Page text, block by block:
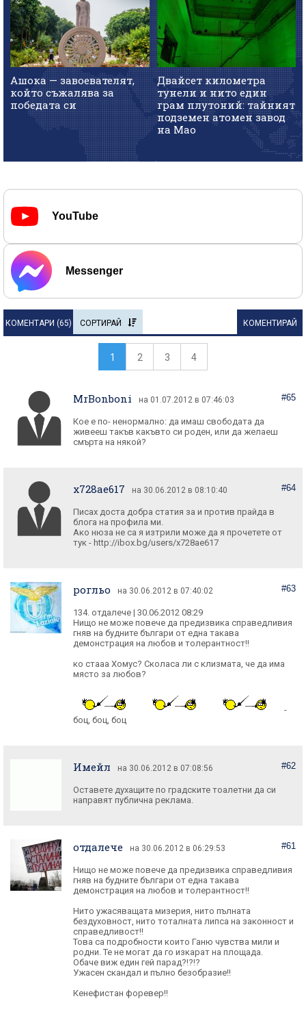
Ашока — завоевателят,
който съжалява за
победата си
Двайсет километра
тунели и нито един
грам плутоний: тайният
подземен атомен завод
на Мао
YouTube
Messenger
КОМЕНТАРИ (65) СОРТИРАЙ КОМЕНТИРАЙ
1 2 3 4
MrBonboni на 01.07.2012 в 07:46:03 #65
Кое е по- ненормално: да имаш свободата да
живееш такъв какъвто си роден, или да желаеш
смърта на някой?
x728ae617 на 30.06.2012 в 08:10:40 #64
Писах доста добра статия за и против прайда в
блога на профила ми.
Ако нюза не са я изтрили може да я прочетете от
тук - http://ibox.bg/users/x728ae617
рогльо на 30.06.2012 в 07:40:02 #63
134. отдалече | 30.06.2012 08:29
Нищо не може повече да предизвика справедливия
гняв на будните българи от една такава
демонстрация на любов и толерантност!!
ко стааа Хомус? Сколаса ли с клизмата, че да има
място за любов?
-
боц, боц, боц
Имeйл на 30.06.2012 в 07:08:56 #62
Оставете духащите по градските тоалетни да си
направят публична реклама.
отдалече на 30.06.2012 в 06:29:53 #61
Нищо не може повече да предизвика справедливия
гняв на будните българи от една такава
демонстрация на любов и толерантност!!
Нито ужасяващата мизерия, нито пълната
бездуховност, нито тоталната липса на законност и
справедливост!!
Това са подробности които Ганю чувства мили и
родни. Те не могат да го изкарат на площада.
Обаче виж един гей парад?!?!?
Ужасен скандал и пълно безобразие!!
Кенефистан форевер!!